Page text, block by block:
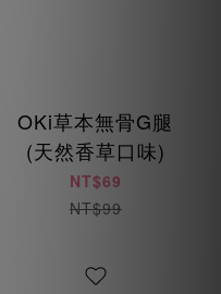
OKi草本無骨G腿
(天然香草口味)
NT$69
NT$99